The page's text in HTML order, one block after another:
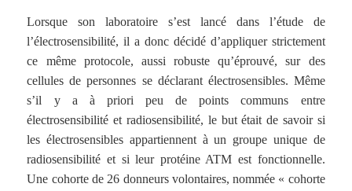
Lorsque son laboratoire s’est lancé dans l’étude de
l’électrosensibilité, il a donc décidé d’appliquer strictement
ce même protocole, aussi robuste qu’éprouvé, sur des
cellules de personnes se déclarant électrosensibles. Même
s’il y a à priori peu de points communs entre
électrosensibilité et radiosensibilité, le but était de savoir si
les électrosensibles appartiennent à un groupe unique de
radiosensibilité et si leur protéine ATM est fonctionnelle.
Une cohorte de 26 donneurs volontaires, nommée « cohorte